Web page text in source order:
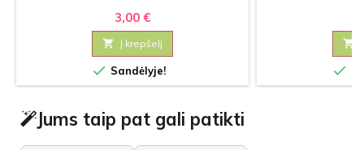
3,00 €
 Į krepšelį
 Sandėlyje!


Jums taip pat gali patikti